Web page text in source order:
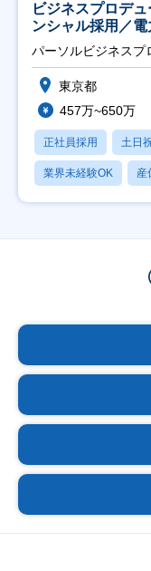
ビジネスプロデ
ンシャル採用／
ト推進】
パーソルビジネスプ
東京都
457万~650万
正社員採用 土日
業界未経験OK 産